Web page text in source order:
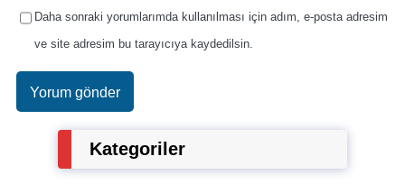
Daha sonraki yorumlarımda kullanılması için adım, e-posta adresim
ve site adresim bu tarayıcıya kaydedilsin.
Kategoriler